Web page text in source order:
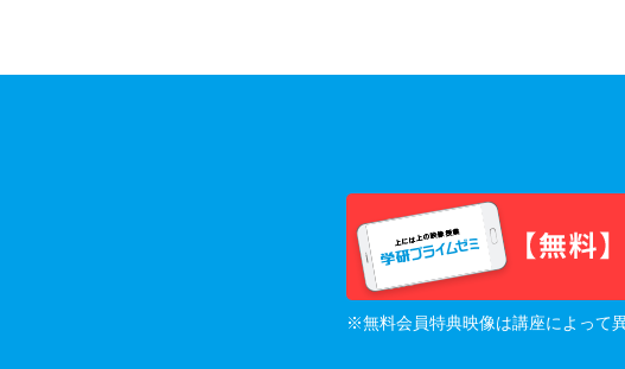
※無料会員特典映像は講座によって